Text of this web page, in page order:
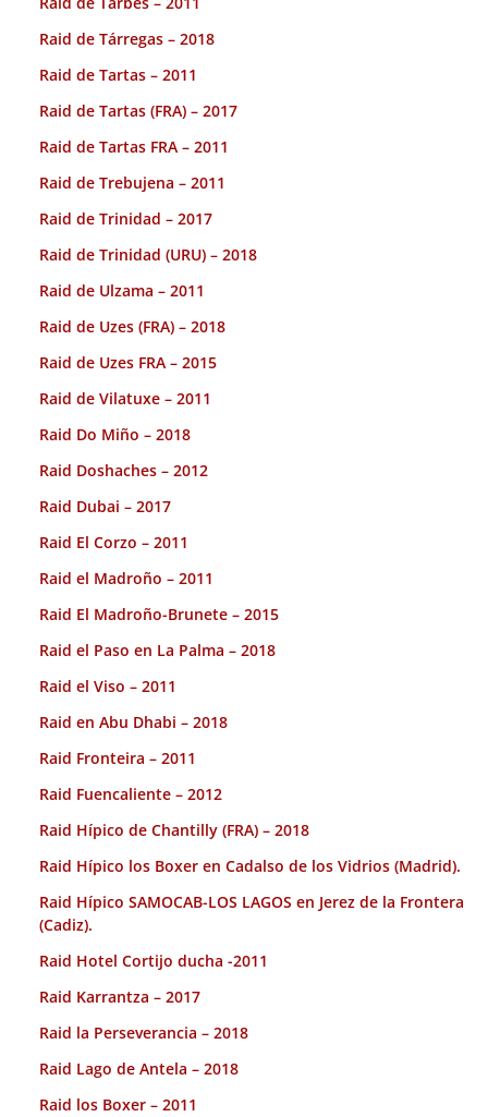
Raid de Tárregas – 2018
Raid de Tartas – 2011
Raid de Tartas (FRA) – 2017
Raid de Tartas FRA – 2011
Raid de Trebujena – 2011
Raid de Trinidad – 2017
Raid de Trinidad (URU) – 2018
Raid de Ulzama – 2011
Raid de Uzes (FRA) – 2018
Raid de Uzes FRA – 2015
Raid de Vilatuxe – 2011
Raid Do Miño – 2018
Raid Doshaches – 2012
Raid Dubai – 2017
Raid El Corzo – 2011
Raid el Madroño – 2011
Raid El Madroño-Brunete – 2015
Raid el Paso en La Palma – 2018
Raid el Viso – 2011
Raid en Abu Dhabi – 2018
Raid Fronteira – 2011
Raid Fuencaliente – 2012
Raid Hípico de Chantilly (FRA) – 2018
Raid Hípico los Boxer en Cadalso de los Vidrios (Madrid).
Raid Hípico SAMOCAB-LOS LAGOS en Jerez de la Frontera
(Cadiz).
Raid Hotel Cortijo ducha -2011
Raid Karrantza – 2017
Raid la Perseverancia – 2018
Raid Lago de Antela – 2018
Raid los Boxer – 2011